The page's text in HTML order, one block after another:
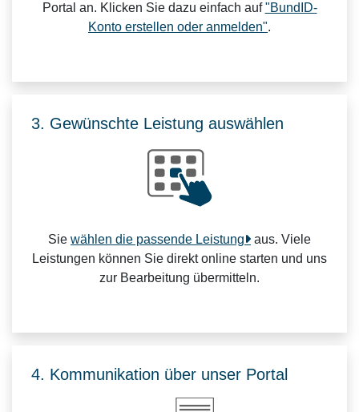
Portal an. Klicken Sie dazu einfach auf"BundID-
Konto erstellen oder anmelden".
3. Gewünschte Leistung auswählen
Sie wählen die passende Leistung
aus. Viele
Leistungen können Sie direkt online starten und uns
zur Bearbeitung übermitteln.
4. Kommunikation über unser Portal